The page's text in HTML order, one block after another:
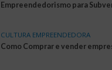
Empreendedorismo para
CULTURA EMPREENDEDORA
Como Comprar e vender